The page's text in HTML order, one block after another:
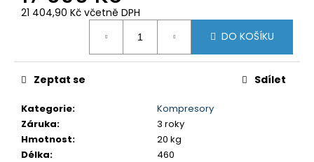
21 404,90 Kč včetně DPH
DO KOŠÍKU
Kategorie:
Kompresory
Záruka:
3 roky
Hmotnost:
20 kg
Délka:
460
Zeptat se Sdílet
o
p
o
u
č
u